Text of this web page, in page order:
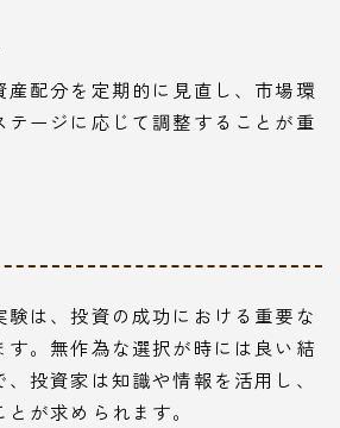
産配分を定期的に見直し、市場環
ージに応じて調整することが重
験は、投資の成功における重要な
。無作為な選択が時には良い結
投資家は知識や情報を活用し、
が求められます。